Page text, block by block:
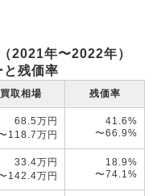
2021年〜2022年）
と残価率
買取相場 残価率
68.5万円
118.7万円
41.6%
〜66.9%
33.4万円
142.4万円
18.9%
〜74.1%